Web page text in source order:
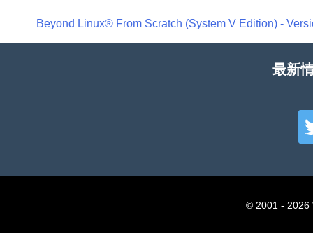
Beyond Linux® From Scratch (System V Edition) -
最新
© 2001 - 2026